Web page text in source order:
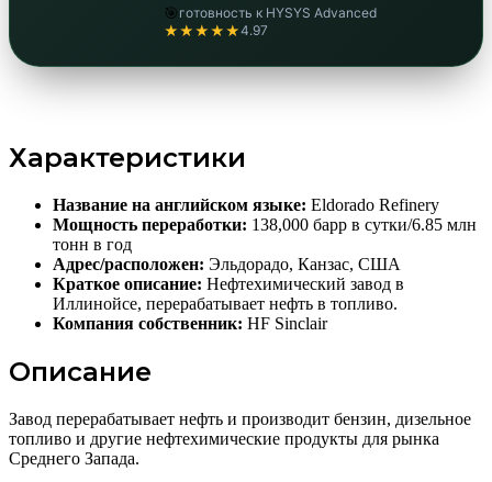
🎯 готовность к HYSYS Advanced
★★★★★4.97
Характеристики
Название на английском языке: Eldorado Refinery
Мощность переработки: 138,000 барр в сутки/6.85 млн
тонн в год
Адрес/расположен: Эльдорадо, Канзас, США
Краткое описание: Нефтехимический завод в
Иллинойсе, перерабатывает нефть в топливо.
Компания собственник: HF Sinclair
Описание
Завод перерабатывает нефть и производит бензин, дизельное
топливо и другие нефтехимические продукты для рынка
Среднего Запада.